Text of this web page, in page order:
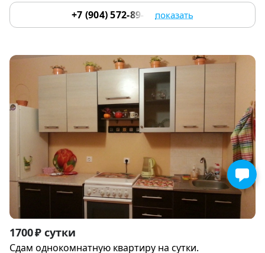
+7 (904) 572-89-03 показать
Item
1
1700 ₽ сутки
Сдам однокомнатную квартиру на сутки.